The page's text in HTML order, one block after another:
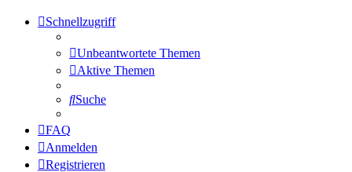
Schnellzugriff
Unbeantwortete Themen
Aktive Themen
Suche
FAQ
Anmelden
Registrieren